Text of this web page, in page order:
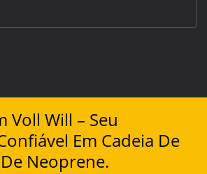
Voll Will – Seu
Em Cadeia De
Neoprene.